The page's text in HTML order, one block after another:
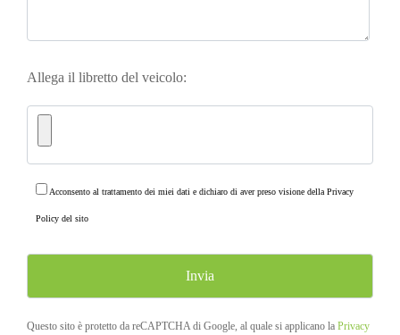
Allega il libretto del veicolo:
Acconsento al trattamento dei miei dati e dichiaro di aver preso visione della Privacy
Policy del sito
Questo sito è protetto da reCAPTCHA di Google, al quale si applicano la Privacy